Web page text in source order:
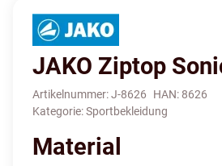
JAKO Ziptop
Artikelnummer:J-8626 HAN: 8626
Kategorie:Sportbekleidung
Material